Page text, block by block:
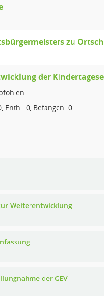
zu
der
Enth.: 0, Befangen: 0
Weiterentwicklung
der GEV